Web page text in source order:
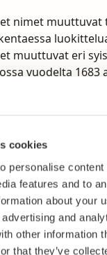
cookies
personalise content
features and to
about your
and
other information
that they’ve
nimet muuttuvat
muuttuvat eri
vuodelta 1683
ämmän suurus.
akankaali.
myöhemmin alettu
sukuosaAjuga
verran
se ei ole,
limakalvoja